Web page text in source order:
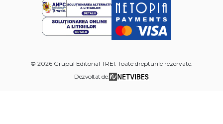
© 2026 Grupul Editorial TREI. Toate drepturile rezervate.
Dezvoltat de: